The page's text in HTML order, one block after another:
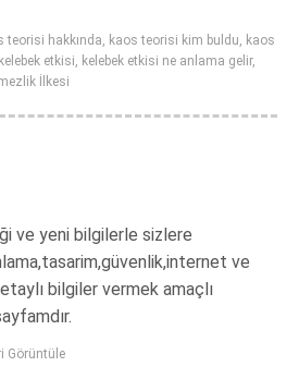
teorisi hakkında, kaos teorisi kim buldu, kaos
etkisi, kelebek etkisi ne anlama gelir,
İlkesi
ve yeni bilgilerle sizlere
ve
bilgiler vermek amaçlı
Görüntüle